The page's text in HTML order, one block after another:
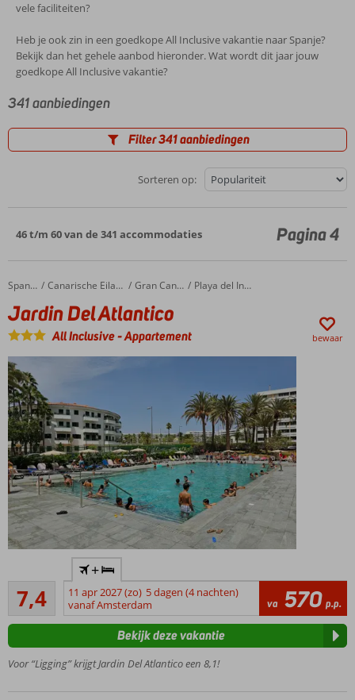
vele faciliteiten?
Heb je ook zin in een goedkope All Inclusive vakantie naar Spanje?
Bekijk dan het gehele aanbod hieronder. Wat wordt dit jaar jouw
goedkope All Inclusive vakantie?
341 aanbiedingen
Filter 341 aanbiedingen
Sorteren op:
46 t/m 60 van de 341 accommodaties Pagina 4
Home Spanje Canarische Eilanden Gran Canaria Playa del Ingles
Jardin Del Atlantico
Jardin Del Atlantico
All Inclusive-Appartement bewaar
levendige
omgeving
loopafstand
3
7,4Voldoende/goed
148
beoordelingen
+
11 apr 2027 (zo) 5 dagen (4 nachten)
vanaf Amsterdam
va 570 p.p.
Voor “Ligging” krijgt Jardin Del Atlantico een 8,1!
Bekijk deze vakantie